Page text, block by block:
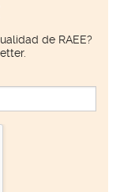
de RAEE?